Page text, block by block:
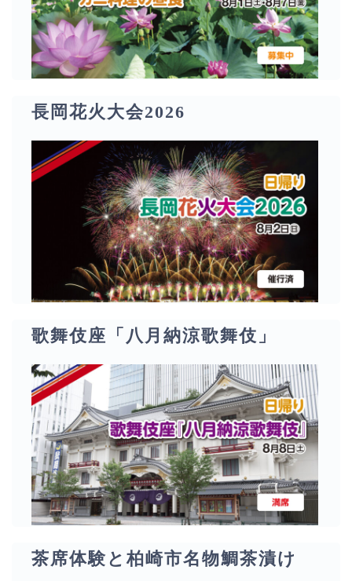
長岡花火大会2026
歌舞伎座「八月納涼歌舞伎」
茶席体験と柏崎市名物鯛茶漬け